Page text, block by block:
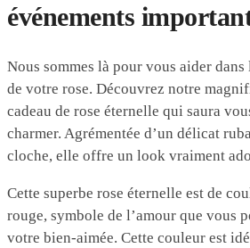
événements
Nous sommes là pour vous aider
de votre rose. Découvrez notre
cadeau de rose éternelle qui saura
charmer. Agrémentée d’un délicat
cloche, elle offre un look vraiment
Cette superbe rose éternelle est de
rouge, symbole de l’amour que vous
votre bien-aimée. Cette couleur est